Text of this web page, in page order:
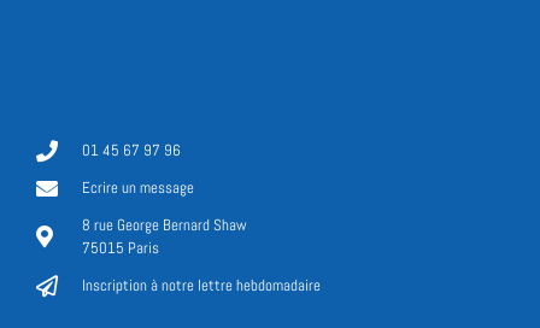
01 45 67 97 96
Ecrire un message
8 rue George Bernard Shaw
75015 Paris
Inscription à notre lettre hebdomadaire